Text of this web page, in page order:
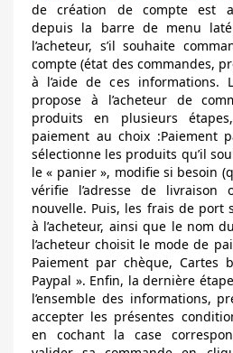
de création de compte est
depuis la barre de menu
l’acheteur, s’il souhaite
compte (état des commandes,
à l’aide de ces informations.
propose à l’acheteur de
produits en plusieurs
paiement au choix :Paiement
sélectionne les produits qu’il
le « panier », modifie si besoin
vérifie l’adresse de
nouvelle. Puis, les frais de port
à l’acheteur, ainsi que le nom
l’acheteur choisit le mode de
Paiement par chèque, Cartes
Paypal ». Enfin, la dernière
l’ensemble des informations,
accepter les présentes
en cochant la case